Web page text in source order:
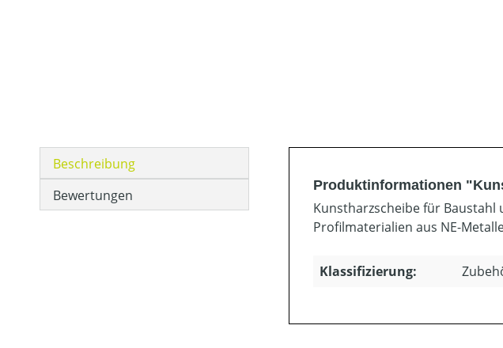
Beschreibung
Bewertungen
Produktinformationen
Kunstharzscheibe für Baustahl
Profilmaterialien aus NE-
Klassifizierung: